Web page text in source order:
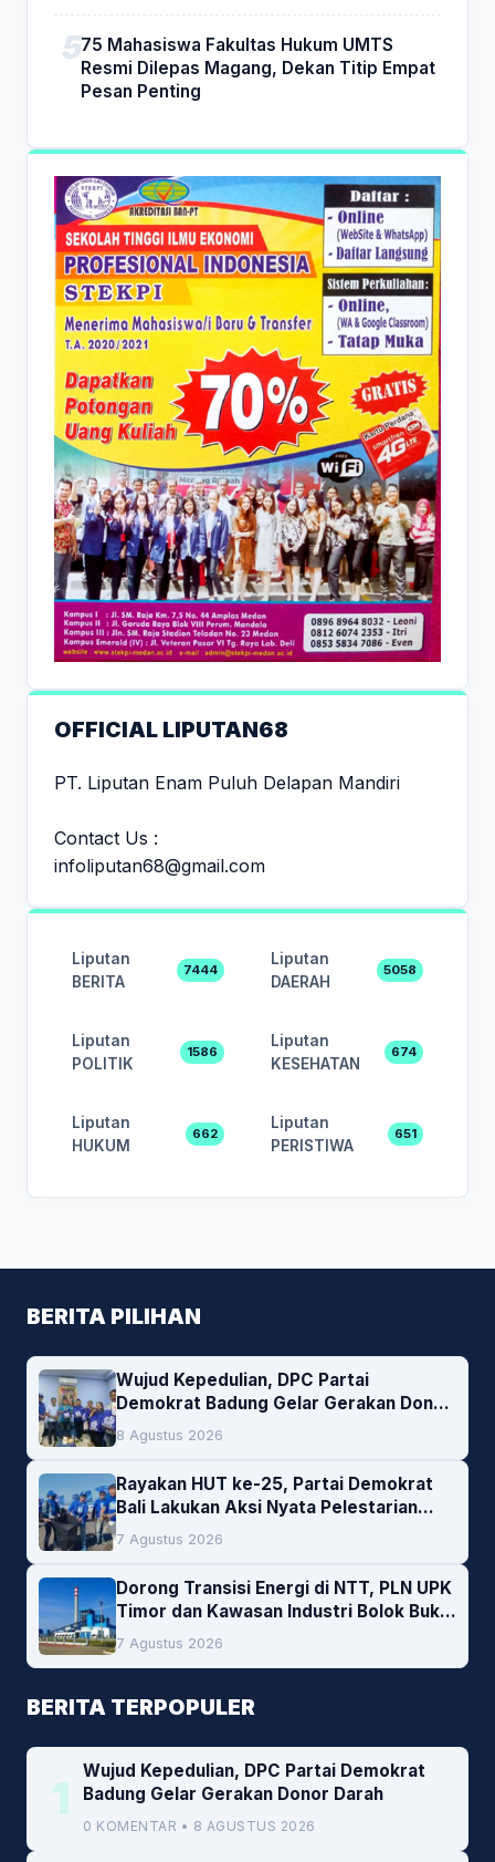
75 Mahasiswa Fakultas Hukum UMTS
Resmi Dilepas Magang, Dekan Titip Empat
Pesan Penting
OFFICIAL LIPUTAN68
PT. Liputan Enam Puluh Delapan Mandiri
Contact Us :
infoliputan68@gmail.com
Liputan
BERITA
7444
Liputan
DAERAH
5058
Liputan
POLITIK
1586
Liputan
KESEHATAN
674
Liputan
HUKUM
662
Liputan
PERISTIWA
651
BERITA PILIHAN
Wujud Kepedulian, DPC Partai
Demokrat Badung Gelar Gerakan Donor
Darah
8 Agustus 2026
Rayakan HUT ke-25, Partai Demokrat
Bali Lakukan Aksi Nyata Pelestarian
Lingkungan
7 Agustus 2026
Dorong Transisi Energi di NTT, PLN UPK
Timor dan Kawasan Industri Bolok Buka
Peluang Investasi Woodchip untuk
Cofiring PLTU Bolok
7 Agustus 2026
BERITA TERPOPULER
1
Wujud Kepedulian, DPC Partai Demokrat
Badung Gelar Gerakan Donor Darah
0 KOMENTAR • 8 AGUSTUS 2026